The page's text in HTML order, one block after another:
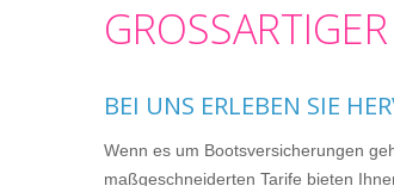
BEI UNS ERLEBEN SIE
Wenn es um Bootsversicherungen
maßgeschneiderten Tarife bieten